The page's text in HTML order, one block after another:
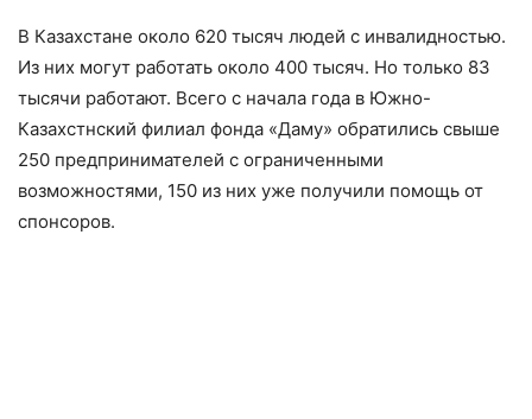
В Казахстане около 620 тысяч людей с инвалидностью.
Из них могут работать около 400 тысяч. Но только 83
тысячи работают. Всего с начала года в Южно-
Казахстнский филиал фонда «Даму» обратились свыше
250 предпринимателей с ограниченными
возможностями, 150 из них уже получили помощь от
спонсоров.